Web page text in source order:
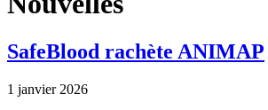
SafeBlood rachète ANIMAP
1 janvier 2026